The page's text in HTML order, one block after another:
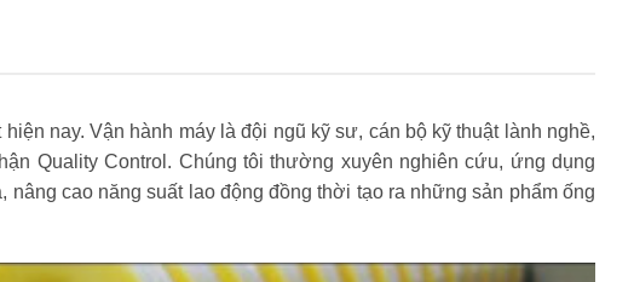
nay. Vận hành máy là đội ngũ kỹ sư, cán bộ kỹ thuật lành nghề,
Quality Control. Chúng tôi thường xuyên nghiên cứu, ứng dụng
cao năng suất lao động đồng thời tạo ra những sản phẩm ống